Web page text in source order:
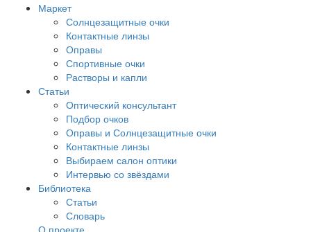
Маркет
Солнцезащитные очки
Контактные линзы
Оправы
Спортивные очки
Растворы и капли
Статьи
Оптический консультант
Подбор очков
Оправы и Солнцезащитные очки
Контактные линзы
Выбираем салон оптики
Интервью со звёздами
Библиотека
Статьи
Словарь